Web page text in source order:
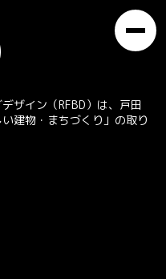
ザイン（RFBD）は、戸田
建物・まちづくり」の取り